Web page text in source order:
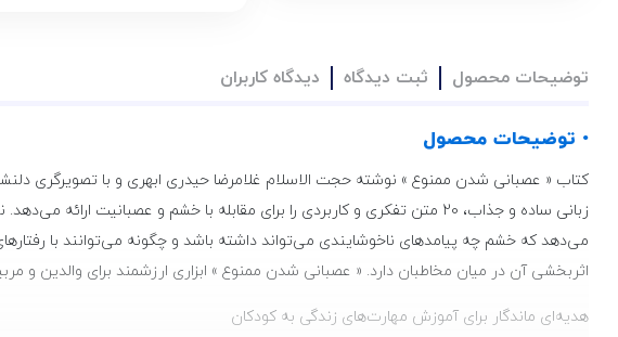
توضیحات محصول ثبت دیدگاه دیدگاه کاربران
• توضیحات محصول
کتاب « عصبانی شدن ممنوع » نوشته حجت الاسلام غلامرضا حیدری ابهری و با تصویرگری
زبانی ساده و جذاب، 20 متن تفکری و کاربردی را برای مقابله با خشم و
اثربخشی آن در میان مخاطبان دارد. « عصبانی شدن ممنوع » ابزاری ارزشمند برای والدین و
هدیه‌ای ماندگار برای آموزش مهارت‌های زندگی به کودکان